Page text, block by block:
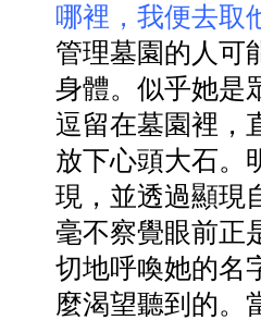
哪裡，我便去取
管理墓園的人可
身體。似乎她是
逗留在墓園裡，
放下心頭大石。
現，並透過顯現
毫不察覺眼前正
切地呼喚她的名
麼渴望聽到的。